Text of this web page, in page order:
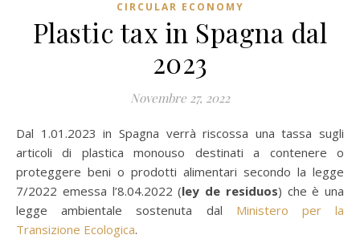
CIRCULAR ECONOMY
Plastic tax in Spagna dal
2023
Novembre 27, 2022
Dal 1.01.2023 in Spagna verrà riscossa una tassa sugli
articoli di plastica monouso destinati a contenere o
proteggere beni o prodotti alimentari secondo la legge
7/2022 emessa l’8.04.2022 (ley de residuos) che è una
legge ambientale sostenuta dal Ministero per la
Transizione Ecologica.